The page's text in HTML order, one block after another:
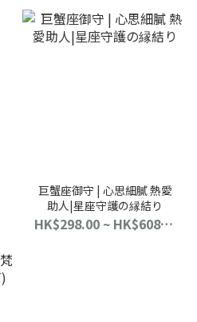
巨蟹座御守 | 心思細膩 熱愛
助人|星座守護の縁結り
HK$298.00 ~ HK$608.00